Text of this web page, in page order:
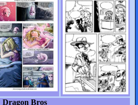
Dragon Bros